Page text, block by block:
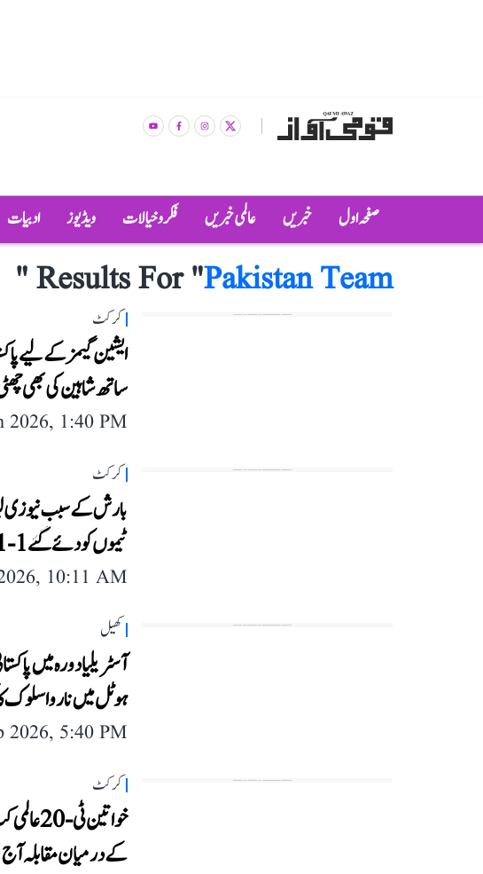
صفحہ اول خبریں عالمی خبریں فکر و خیالات ویڈیوز ادبیات
Results For "Pakistan Team
"
کرکٹ
ایشین گیمز کے لیے
ساتھ شاہین کی بھی
2026, 1:40 PM
کرکٹ
بارش کے سبب نیوزی
ٹیموں کو دئے گئے 1-1 پوائنٹ
10:11 AM
کھیل
آسٹریلیا دورہ میں
ہوٹل میں ناروا سلوک کا
2026, 5:40 PM
کرکٹ
کے درمیان مقابلہ آج